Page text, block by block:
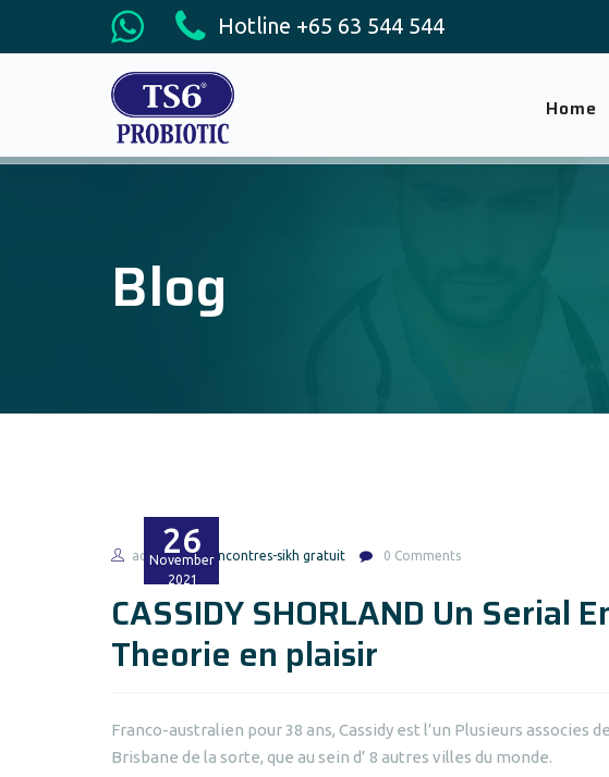
Hotline +65 63 544 544
Home
Blog
26
November
2021
admin rencontres-sikh gratuit 0 Comments
CASSIDY SHORLAND Un Serial
Theorie en plaisir
Franco-australien pour 38 ans, Cassidy est l’un Plusieurs
Brisbane de la sorte, que au sein d’ 8 autres villes du monde.